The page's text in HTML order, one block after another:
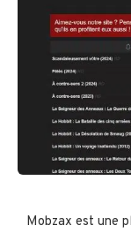
Mobzax est une